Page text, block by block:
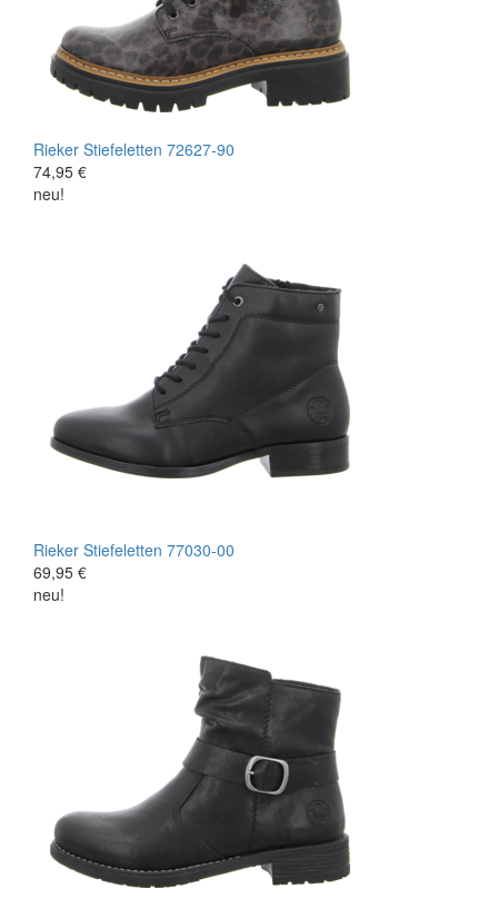
Rieker Stiefeletten 72627-90
74,95 €
neu!
Rieker Stiefeletten 77030-00
69,95 €
neu!